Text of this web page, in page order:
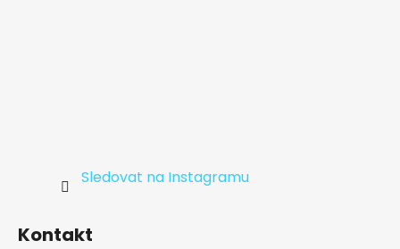
Sledovat na Instagramu
Kontakt